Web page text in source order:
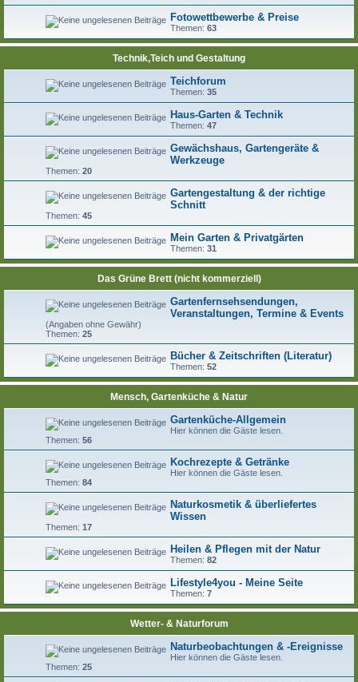
Fotowettbewerbe & Preise
Themen: 63
Technik,Teich und Gestaltung
Teichforum
Themen: 35
Haus-Garten & Technik
Themen: 47
Gewächshaus, Gartengeräte &
Werkzeuge
Themen: 20
Gartengestaltung & der richtige
Schnitt
Themen: 45
Mein Garten & Privatgärten
Themen: 31
Das Grüne Brett (nicht kommerziell)
Gartenfernsehsendungen,
Veranstaltungen, Termine & Events
(Angaben ohne Gewähr)
Themen: 25
Bücher & Zeitschriften (Literatur)
Themen: 52
Mensch, Gartenküche & Natur
Gartenküche-Allgemein
Hier können die Gäste lesen.
Themen: 56
Kochrezepte & Getränke
Hier können die Gäste lesen.
Themen: 84
Naturkosmetik & überliefertes
Wissen
Themen: 17
Heilen & Pflegen mit der Natur
Themen: 82
Lifestyle4you - Meine Seite
Themen: 7
Wetter- & Naturforum
Naturbeobachtungen & -Ereignisse
Hier können die Gäste lesen.
Themen: 25